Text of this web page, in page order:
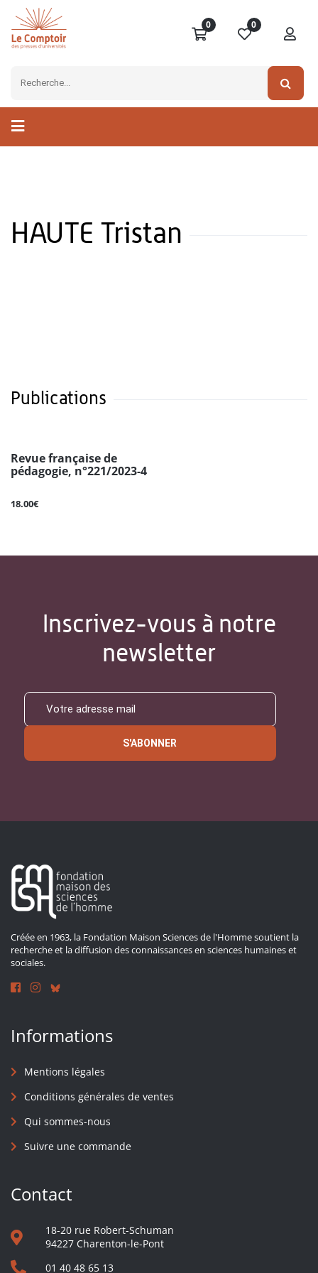
0 0
HAUTE Tristan
Publications
Revue française de
pédagogie, n°221/2023-4
18.00€
Inscrivez-vous à notre
newsletter
S'ABONNER
Créée en 1963, la Fondation Maison Sciences de l'Homme soutient la
recherche et la diffusion des connaissances en sciences humaines et
sociales.
Informations
Mentions légales
Conditions générales de ventes
Qui sommes-nous
Suivre une commande
Contact
18-20 rue Robert-Schuman
94227 Charenton-le-Pont
01 40 48 65 13